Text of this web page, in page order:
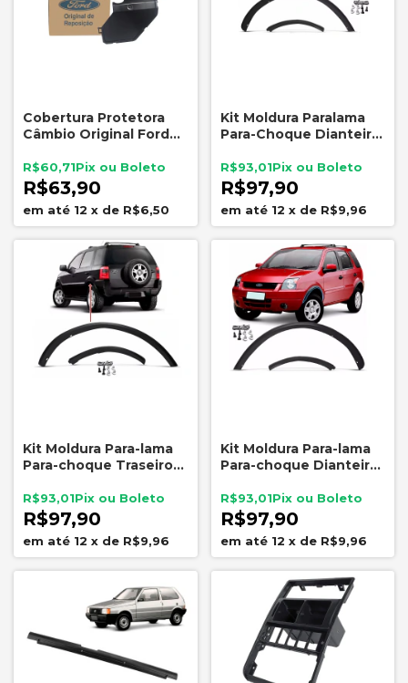
Cobertura Protetora
Câmbio Original Ford
Rocam 2003 a 2014
R$63,90
R$60,71
12 x de R$6,50
Kit Moldura Paralama
Para-Choque Dianteiro
2003 a 2012
R$97,90
R$93,01
12 x de R$9,96
Kit Moldura Para-lama
Para-choque Traseiro
2003 A 2012
R$97,90
R$93,01
12 x de R$9,96
Kit Moldura Para-lama
Para-choque Dianteiro
2003 A 2012
R$97,90
R$93,01
12 x de R$9,96